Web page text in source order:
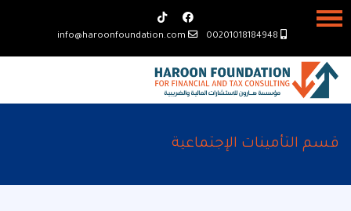
00201018184948
info@haroonfoundation.com
قسم التأمينات الإجتماعية